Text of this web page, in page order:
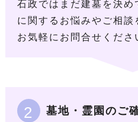
石政ではまだ建墓を決め
に関するお悩みやご相談
お気軽にお問合せくださ
2 墓地・霊園のご